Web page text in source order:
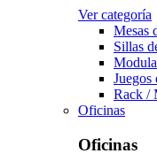
Ver categoría
Mesas
Sillas
Juegos
Rack /
Oficinas
Oficinas